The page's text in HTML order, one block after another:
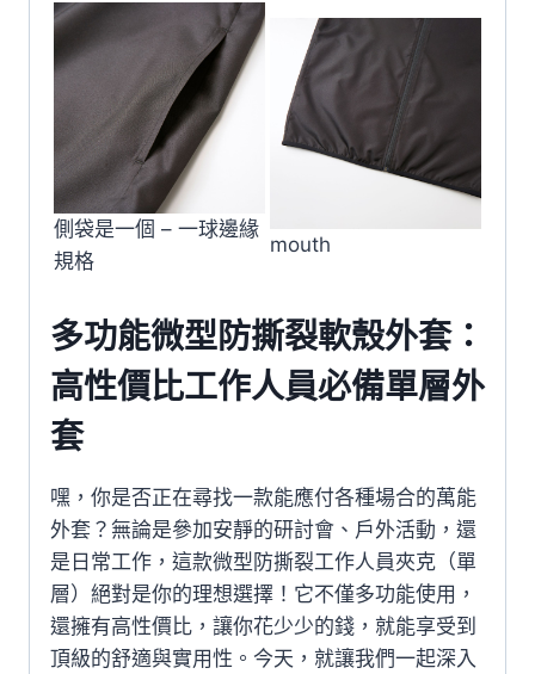
側袋是一個 – 一球邊緣
規格
mouth
多功能微型防撕裂軟殼外套：
高性價比工作人員必備單層外
套
嘿，你是否正在尋找一款能應付各種場合的萬能
外套？無論是參加安靜的研討會、戶外活動，還
是日常工作，這款微型防撕裂工作人員夾克（單
層）絕對是你的理想選擇！它不僅多功能使用，
還擁有高性價比，讓你花少少的錢，就能享受到
頂級的舒適與實用性。今天，就讓我們一起深入